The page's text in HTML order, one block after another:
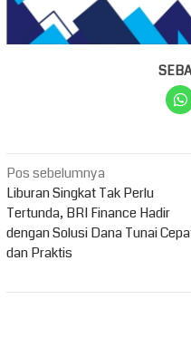
Navigasi
pos
Pos sebelumnya
Liburan Singkat Tak Perlu
Tertunda, BRI Finance Hadir
dengan Solusi Dana Tunai
dan Praktis